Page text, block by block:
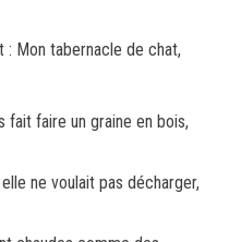
Mon tabernacle de chat,
fait faire un graine en bois,
ne voulait pas décharger,